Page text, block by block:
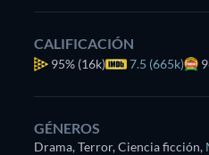
CALIFICACIÓN
95% (16k) 7.5 (665k)
GÉNEROS
Drama, Terror, Ciencia ficción,